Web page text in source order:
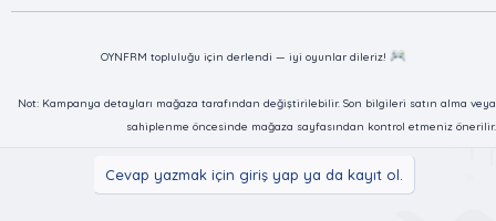
OYNFRM topluluğu için derlendi — iyi oyunlar dileriz!
Not: Kampanya detayları mağaza tarafından değiştirilebilir. Son bilgileri satın alma veya
sahiplenme öncesinde mağaza sayfasından kontrol etmeniz önerilir.
Cevap yazmak için giriş yap ya da kayıt ol.